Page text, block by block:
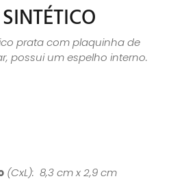
prata com plaquinha de
possui um espelho interno.
(CxL): 8,3 cm x 2,9 cm